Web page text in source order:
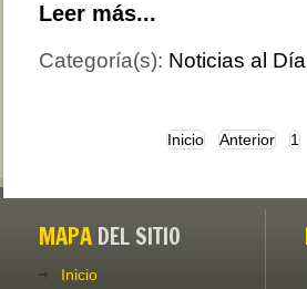
Leer más...
Categoría(s): Noticias al Día
Inicio Anterior 1
MAPA DEL SITIO
Inicio